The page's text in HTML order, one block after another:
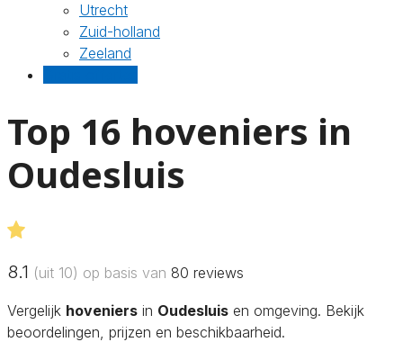
Utrecht
Zuid-holland
Zeeland
Top 16 hoveniers in
Oudesluis
8.1 (uit 10) op basis van 80 reviews
Vergelijk hoveniers in Oudesluis en omgeving. Bekijk
beoordelingen, prijzen en beschikbaarheid.